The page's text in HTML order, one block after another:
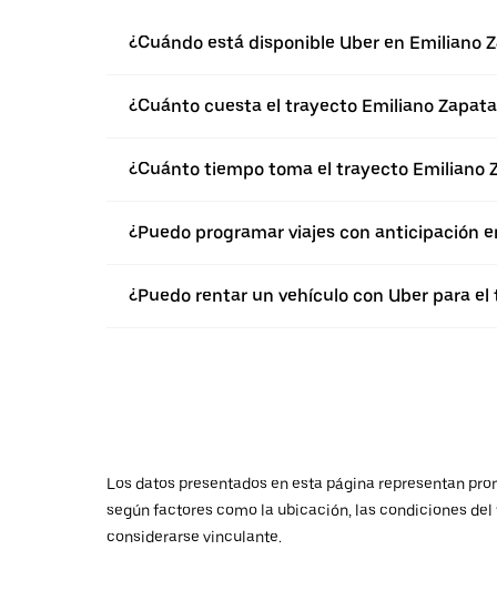
¿Cuándo está disponible Uber en Emiliano
¿Cuánto cuesta el trayecto Emiliano
¿Cuánto tiempo toma el trayecto Emiliano
¿Puedo programar viajes con anticipación
¿Puedo rentar un vehículo con Uber para
Los datos presentados en esta página representan
según factores como la ubicación, las condiciones
considerarse vinculante.